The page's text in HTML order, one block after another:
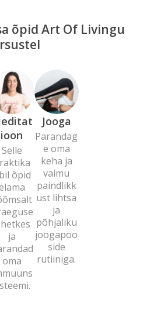
õpid Art Of Livingu
Selle
õpid
ja
oma
Jooga
Parandag
e oma
keha ja
vaimu
paindlikk
ust lihtsa
ja
põhjaliku
joogapoo
side
rutiiniga.